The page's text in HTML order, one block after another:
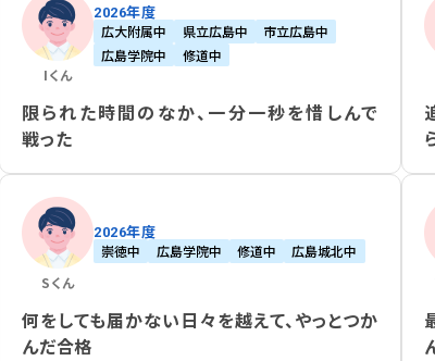
Iくん
2026年度
広大附属中 県立広島中
市立広島中
広島学院中
修道中
限られた時間のなか、一分一秒を惜しんで
戦った
Sくん
2026年度
崇徳中 広島学院中 修道中 広島城北中
何をしても届かない日々を越えて、やっとつか
んだ合格